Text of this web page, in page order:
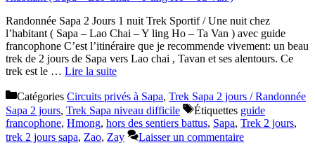
Randonnée Sapa 2 Jours 1 nuit Trek Sportif / Une nuit chez
l’habitant ( Sapa – Lao Chai – Y ling Ho – Ta Van ) avec guide
francophone C’est l’itinéraire que je recommende vivement: un beau
trek de 2 jours de Sapa vers Lao chai , Tavan et ses alentours. Ce
trek est le … Lire la suite
Catégories Circuits privés à Sapa, Trek Sapa 2 jours / Randonnée
Sapa 2 jours, Trek Sapa niveau difficile Étiquettes guide
francophone, Hmong, hors des sentiers battus, Sapa, Trek 2 jours,
trek 2 jours sapa, Zao, Zay Laisser un commentaire